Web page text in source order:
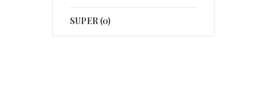
SUPER (0)